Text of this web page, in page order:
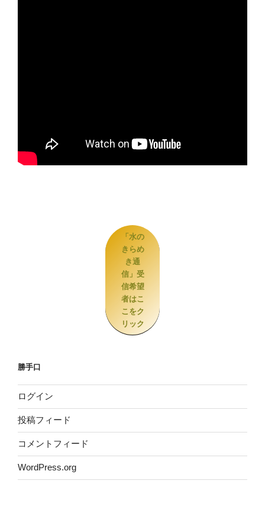
「水の
きらめ
き通
信」受
信希望
者はこ
こをク
リック
勝手口
ログイン
投稿フィード
コメントフィード
WordPress.org